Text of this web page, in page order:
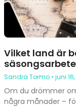
Vilket land är
Sandra Tormo juni
Om du drömmer
några månader –